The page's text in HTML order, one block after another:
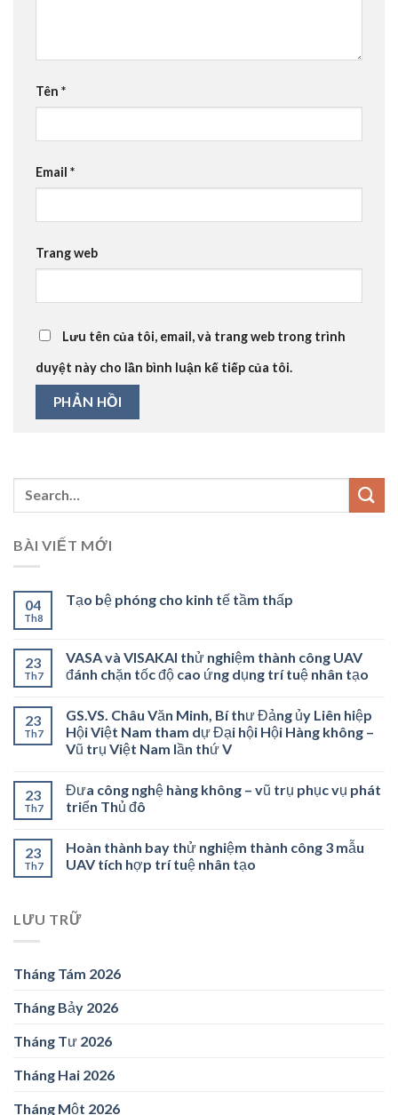
Tên *
Email *
Trang web
Lưu tên của tôi, email, và trang web trong trình
duyệt này cho lần bình luận kế tiếp của tôi.
BÀI VIẾT MỚI
04
Th8
Tạo bệ phóng cho kinh tế tầm thấp
23
Th7
VASA và VISAKAI thử nghiệm thành công UAV
đánh chặn tốc độ cao ứng dụng trí tuệ nhân tạo
23
Th7
GS.VS. Châu Văn Minh, Bí thư Đảng ủy Liên hiệp
Hội Việt Nam tham dự Đại hội Hội Hàng không –
Vũ trụ Việt Nam lần thứ V
23
Th7
Đưa công nghệ hàng không – vũ trụ phục vụ phát
triển Thủ đô
23
Th7
Hoàn thành bay thử nghiệm thành công 3 mẫu
UAV tích hợp trí tuệ nhân tạo
LƯU TRỮ
Tháng Tám 2026
Tháng Bảy 2026
Tháng Tư 2026
Tháng Hai 2026
Tháng Một 2026